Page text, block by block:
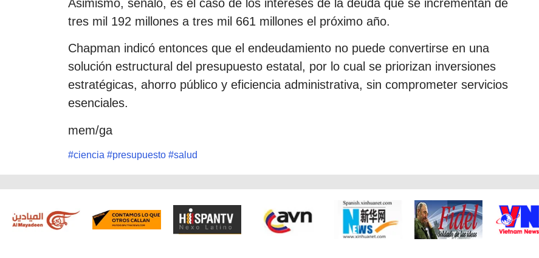
Asimismo, señaló, es el caso de los intereses de la deuda que se incrementan de
tres mil 192 millones a tres mil 661 millones el próximo año.
Chapman indicó entonces que el endeudamiento no puede convertirse en una
solución estructural del presupuesto estatal, por lo cual se priorizan inversiones
estratégicas, ahorro público y eficiencia administrativa, sin comprometer servicios
esenciales.
mem/ga
#ciencia #presupuesto #salud